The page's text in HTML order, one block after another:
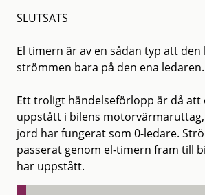
SLUTSATS
El timern är av en sådan typ att
strömmen bara på den ena ledaren.
Ett troligt händelseförlopp är då att
uppstått i bilens
jord har fungerat som 0-ledare.
passerat genom el-timern fram till
har uppstått.